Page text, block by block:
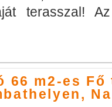
terasszal!
66 m2-es